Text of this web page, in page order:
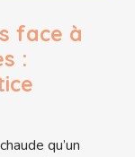
face à
:
qu’un